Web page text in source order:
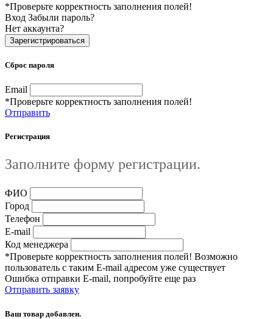
*Проверьте корректность заполнения полей!
Вход Забыли пароль?
Нет аккаунта?
Зарегистрироваться
Сброс пароля
Email
*Проверьте корректность заполнения полей!
Отправить
Регистрация
Заполните форму регистрации.
ФИО
Город
Телефон
E-mail
Код менеджера
*Проверьте корректность заполнения полей! Возможно
пользователь с таким E-mail адресом уже существует
Ошибка отправки E-mail, попробуйте еще раз
Отправить заявку
Ваш товар добавлен.